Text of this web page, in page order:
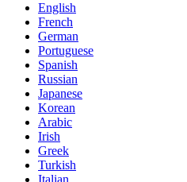
English
French
German
Portuguese
Spanish
Russian
Japanese
Korean
Arabic
Irish
Greek
Turkish